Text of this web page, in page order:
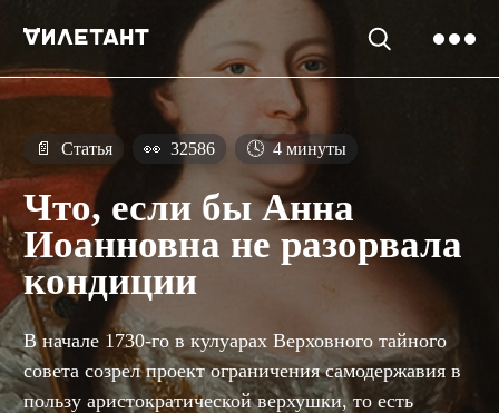
📄 Статья 👀 32586 🕓 4 минуты
Что, если бы Анна
Иоанновна не разорвала
кондиции
В начале 1730-го в кулуарах Верховного тайного
совета созрел проект ограничения самодержавия в
пользу аристократической верхушки, то есть